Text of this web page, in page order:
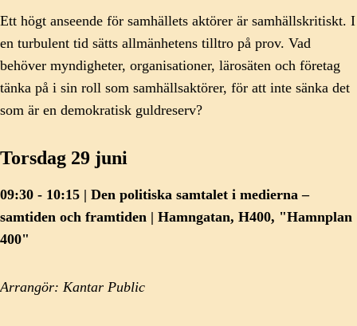
Ett högt anseende för samhällets aktörer är samhällskritiskt. I
en turbulent tid sätts allmänhetens tilltro på prov. Vad
behöver myndigheter, organisationer, lärosäten och företag
tänka på i sin roll som samhällsaktörer, för att inte sänka det
som är en demokratisk guldreserv?
Torsdag 29 juni
09:30 - 10:15 | Den politiska samtalet i medierna –
samtiden och framtiden | Hamngatan, H400, "Hamnplan
400"
Arrangör: Kantar Public